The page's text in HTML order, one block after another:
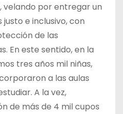
velando por entregar un
e inclusivo, con
de las
En este sentido, en la
tres años mil niñas,
a las aulas
A la vez,
de más de 4 mil cupos